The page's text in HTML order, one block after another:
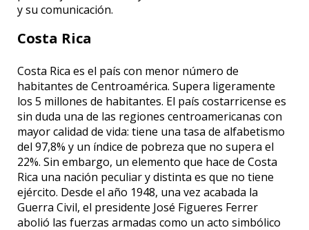
y su comunicación.
Costa Rica
Costa Rica es el país con menor número de
habitantes de Centroamérica. Supera ligeramente
los 5 millones de habitantes. El país costarricense es
sin duda una de las regiones centroamericanas con
mayor calidad de vida: tiene una tasa de alfabetismo
del 97,8% y un índice de pobreza que no supera el
22%. Sin embargo, un elemento que hace de Costa
Rica una nación peculiar y distinta es que no tiene
ejército. Desde el año 1948, una vez acabada la
Guerra Civil, el presidente José Figueres Ferrer
abolió las fuerzas armadas como un acto simbólico